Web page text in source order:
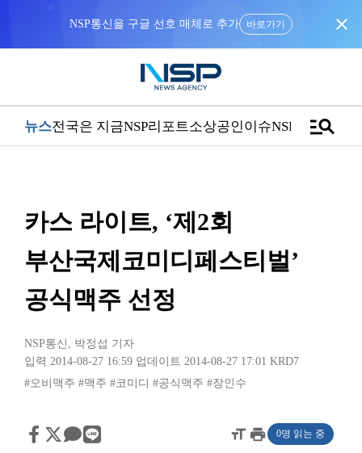
NSP통신을 구글 선호 매체로 추가 바로가기 close
뉴스전국은 지금NSP리포트소상공인이슈NSPTVmanage_search
카스 라이트, ‘제2회
부산국제코미디페스티벌’
공식맥주 선정
NSP통신 , 박정섭 기자
입력 2014-08-27 16:59 업데이트 2014-08-27 17:01 KRD7
#오비맥주 #맥주 #코미디 #공식맥주 #장인수
format_sizeprint 0명 읽는 중